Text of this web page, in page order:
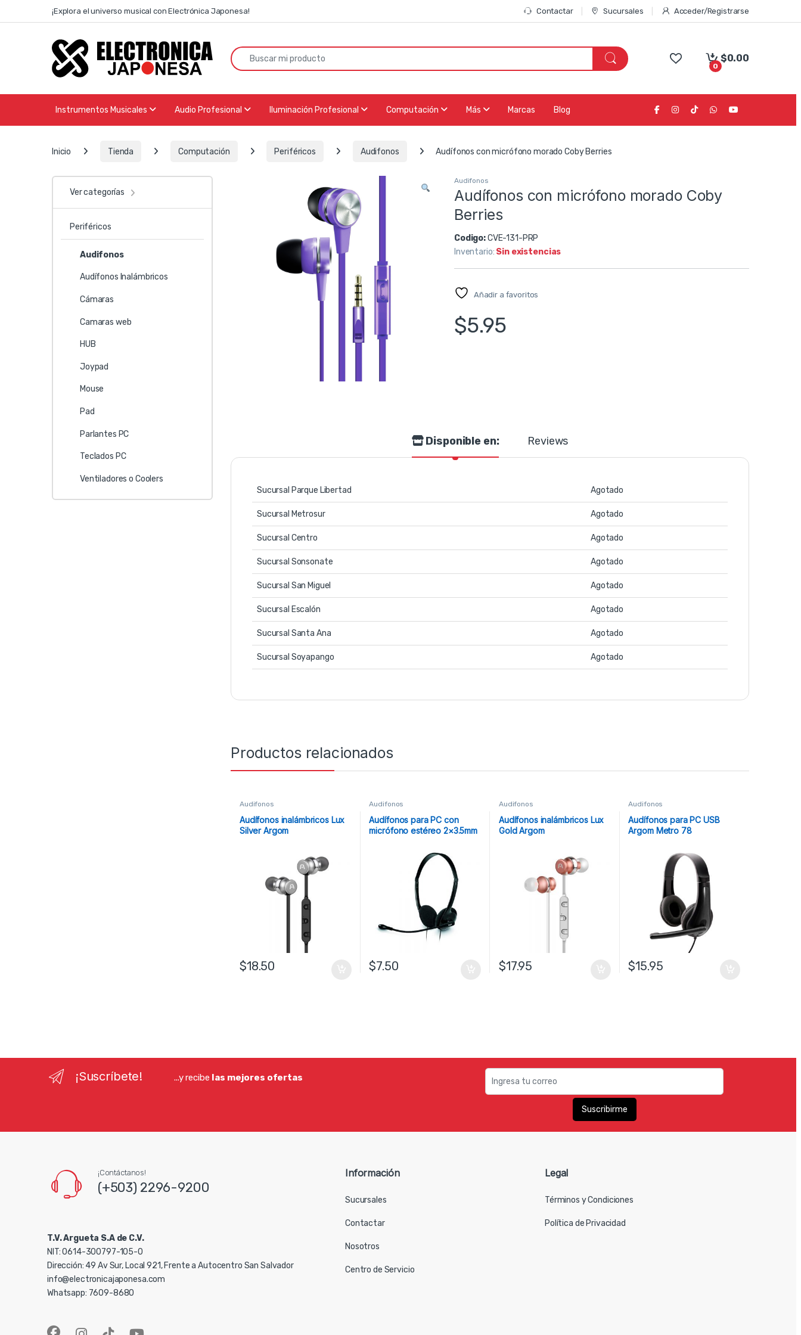
Skip to navigation
Skip to content¡Explora el universo musical con Electrónica Japonesa! Contactar Sucursales Acceder/Registrarse
Search for:
0
$0.00
Instrumentos Musicales Audio Profesional Iluminación Profesional Computación Más Marcas Blog
Inicio Tienda Computación Periféricos Audifonos Audífonos con micrófono morado Coby Berries
Audifonos
Audífonos con micrófono morado Coby
Berries
Codigo:CVE-131-PRP
Inventario: Sin existencias
Añadir a favoritos
$5.95
Disponible en: Reviews
Sucursal Parque Libertad Agotado
Sucursal Metrosur Agotado
Sucursal Centro Agotado
Sucursal Sonsonate Agotado
Sucursal San Miguel Agotado
Sucursal Escalón Agotado
Sucursal Santa Ana Agotado
Sucursal Soyapango Agotado
Productos relacionados
Audifonos
Audífonos inalámbricos Lux
Silver Argom
$18.50
Audifonos
Audífonos para PC con
micrófono estéreo 2×3.5mm
$7.50
Audifonos
Audífonos inalámbricos Lux
Gold Argom
$17.95
Audifonos
Audífonos para PC USB
Argom Metro 78
$15.95
Ver categorías
Periféricos
Audifonos
Audífonos Inalámbricos
Cámaras
Camaras web
HUB
Joypad
Mouse
Pad
Parlantes PC
Teclados PC
Ventiladores o Coolers
¡Suscríbete! ...y recibe las mejores ofertas
¡Contáctanos!
(+503) 2296-9200
T.V. Argueta S.A de C.V.
NIT: 0614-300797-105-0
Dirección: 49 Av Sur, Local 921, Frente a Autocentro San Salvador
info@electronicajaponesa.com
Whatsapp: 7609-8680
Información
Sucursales
Contactar
Nosotros
Centro de Servicio
Legal
Términos y Condiciones
Política de Privacidad